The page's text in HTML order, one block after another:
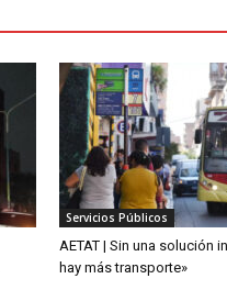
Servicios Públicos
AETAT | Sin una solución
hay más transporte»